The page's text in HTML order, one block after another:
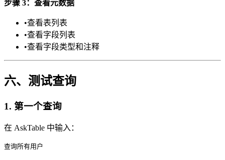
步骤 3：查看元数据
•查看表列表
•查看字段列表
•查看字段类型和注释
六、测试查询
1. 第一个查询
在 AskTable 中输入：